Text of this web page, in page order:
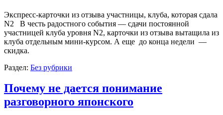
Экспресс-карточки из отзыва участницы, клуба, которая сдала
N2 В честь радостного события — сдачи постоянной
участницей клуба уровня N2, карточки из отзыва вытащила из
клуба отдельным мини-курсом. А еще до конца недели —
скидка.
Раздел: Без рубрики
Почему не дается понимание
разговорного японского